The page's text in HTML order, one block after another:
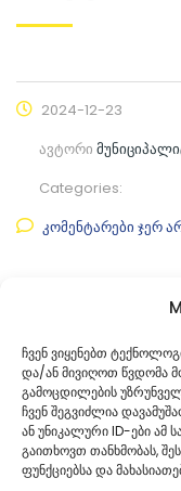
ჩვენ ვიყენებთ
და/ან მივიღოთ წვდომა
გამოცდილების
ჩვენ შეგვიძლია
ან უნიკალური ID-ები ამ
გაითხოვთ თანხმობას,
ფუნქციებსა და
2024-12-23
ავტორი
Categories:
კომენტარები ჯერ
ფაილის ნახვა
ფაილის ტიპი:
კატეგორია